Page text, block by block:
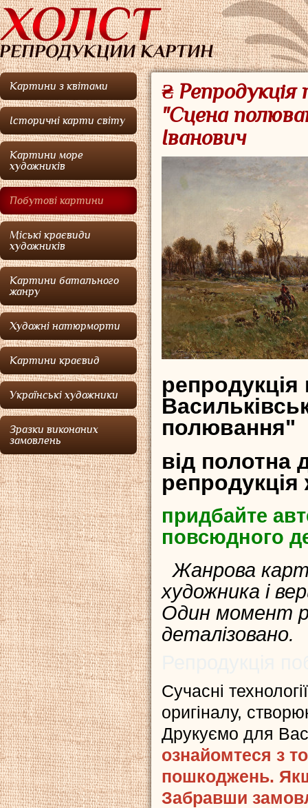
Картини з квітами
Історичні карти світу
Картини море
художників
Побутові картини
Міські краєвиди
художників
Картини батального
жанру
Художні натюрморти
Картини краєвид
Українські художники
Зразки виконаних
замовлень
₴
"Сцена
Іванович
полювання"
від полотна
придбайте
повсюдного
Жанрова
художника і
Один момент
деталізовано.
Сучасні
оригіналу,
Друкуємо для
ознайомтеся з
пошкоджень.
Забравши